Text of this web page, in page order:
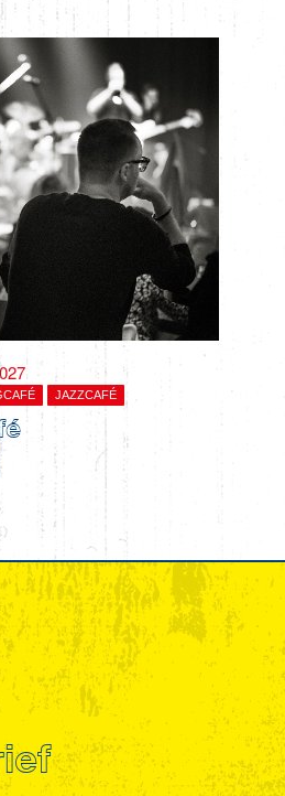
JAZZCAFÉ